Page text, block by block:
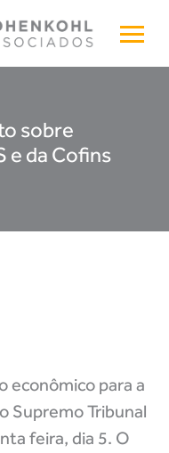
sobre
e da Cofins
econômico para a
Supremo Tribunal
feira, dia 5. O